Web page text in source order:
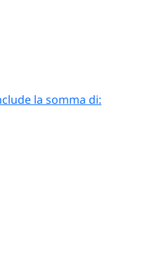
la somma di: